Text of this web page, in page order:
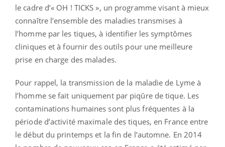
le cadre d’« OH ! TICKS », un programme visant à mieux
connaître l’ensemble des maladies transmises à
l’homme par les tiques, à identifier les symptômes
cliniques et à fournir des outils pour une meilleure
prise en charge des malades.
Pour rappel, la transmission de la maladie de Lyme à
l’homme se fait uniquement par piqûre de tique. Les
contaminations humaines sont plus fréquentes à la
période d’activité maximale des tiques, en France entre
le début du printemps et la fin de l’automne. En 2014